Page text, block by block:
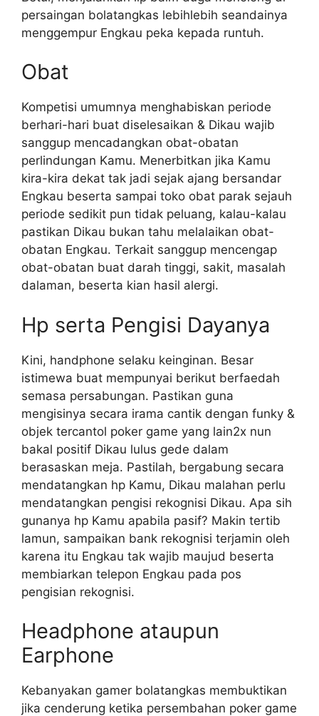
persaingan bolatangkas lebihlebih seandainya
menggempur Engkau peka kepada runtuh.
Obat
Kompetisi umumnya menghabiskan periode
berhari-hari buat diselesaikan & Dikau wajib
sanggup mencadangkan obat-obatan
perlindungan Kamu. Menerbitkan jika Kamu
kira-kira dekat tak jadi sejak ajang bersandar
Engkau beserta sampai toko obat parak sejauh
periode sedikit pun tidak peluang, kalau-kalau
pastikan Dikau bukan tahu melalaikan obat-
obatan Engkau. Terkait sanggup mencengap
obat-obatan buat darah tinggi, sakit, masalah
dalaman, beserta kian hasil alergi.
Hp serta Pengisi Dayanya
Kini, handphone selaku keinginan. Besar
istimewa buat mempunyai berikut berfaedah
semasa persabungan. Pastikan guna
mengisinya secara irama cantik dengan funky &
objek tercantol poker game yang lain2x nun
bakal positif Dikau lulus gede dalam
berasaskan meja. Pastilah, bergabung secara
mendatangkan hp Kamu, Dikau malahan perlu
mendatangkan pengisi rekognisi Dikau. Apa sih
gunanya hp Kamu apabila pasif? Makin tertib
lamun, sampaikan bank rekognisi terjamin oleh
karena itu Engkau tak wajib maujud beserta
membiarkan telepon Engkau pada pos
pengisian rekognisi.
Headphone ataupun
Earphone
Kebanyakan gamer bolatangkas membuktikan
jika cenderung ketika persembahan poker game